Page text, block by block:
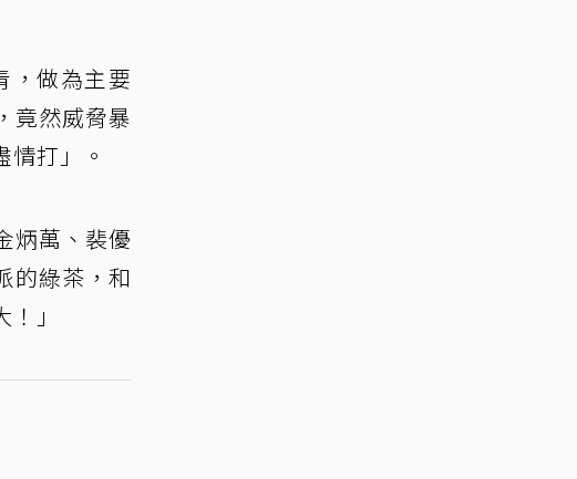
，做為主要
竟然威脅暴
打」。
炳萬、裴優
的綠茶，和
」